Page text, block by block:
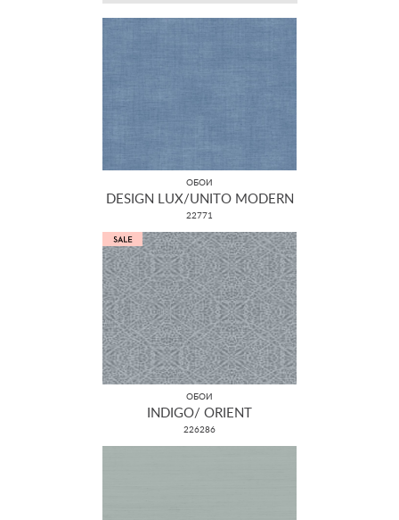
ОБОИ
DESIGN LUX/UNITO MODERN
22771
ОБОИ
INDIGO/ ORIENT
226286